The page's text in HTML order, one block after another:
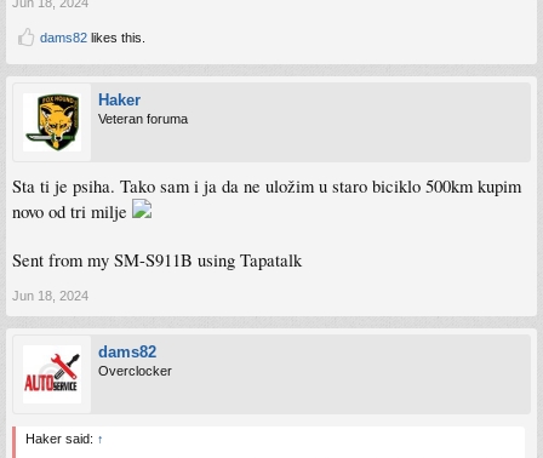
dams82 likes this.
Haker
Veteran foruma
Sta ti je psiha. Tako sam i ja da ne uložim u staro biciklo 500km kupim
novo od tri milje
Sent from my SM-S911B using Tapatalk
Jun 18, 2024
dams82
Overclocker
Haker said: ↑